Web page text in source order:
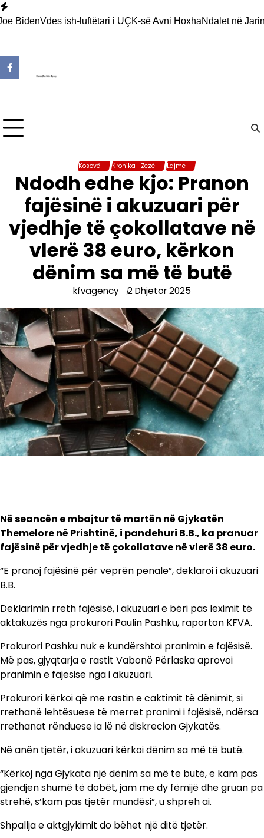
Skip
to
Vdes ish-luftëtari i UÇK-së Avni HoxhaNdalet në Jarinjë
Kosovë Kronika- Zezë Lajme
Ndodh edhe kjo: Pranon
fajësinë i akuzuari për
vjedhje të çokollatave në
vlerë 38 euro, kërkon
dënim sa më të butë
kfvagency 2 Dhjetor 2025
Në seancën e mbajtur të martën në Gjykatën
Themelore në Prishtinë, i pandehuri B.B., ka pranuar
fajësinë për vjedhje të çokollatave në vlerë 38 euro.
“E pranoj fajësinë për veprën penale”, deklaroi i akuzuari
B.B.
Deklarimin rreth fajësisë, i akuzuari e bëri pas leximit të
aktakuzës nga prokurori Paulin Pashku, raporton KFVA.
Prokurori Pashku nuk e kundërshtoi pranimin e fajësisë.
Më pas, gjyqtarja e rastit Vabonë Përlaska aprovoi
pranimin e fajësisë nga i akuzuari.
Prokurori kërkoi që me rastin e caktimit të dënimit, si
rrethanë lehtësuese të merret pranimi i fajësisë, ndërsa
rrethanat rënduese ia lë në diskrecion Gjykatës.
Në anën tjetër, i akuzuari kërkoi dënim sa më të butë.
“Kërkoj nga Gjykata një dënim sa më të butë, e kam pas
gjendjen shumë të dobët, jam me dy fëmijë dhe gruan pa
strehë, s’kam pas tjetër mundësi”, u shpreh ai.
Shpallja e aktgjykimit do bëhet një ditë tjetër.